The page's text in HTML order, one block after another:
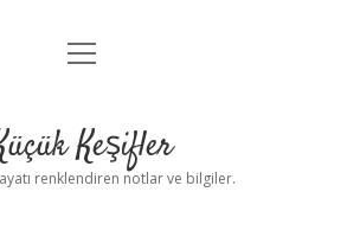
Anasayfa
Yasal Uyarı
menüyü
Keşifler
renklendiren notlar ve bilgiler.